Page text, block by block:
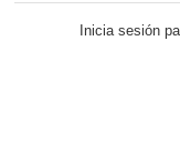
Inicia sesión